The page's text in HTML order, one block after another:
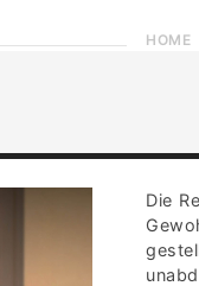
HOME
Die